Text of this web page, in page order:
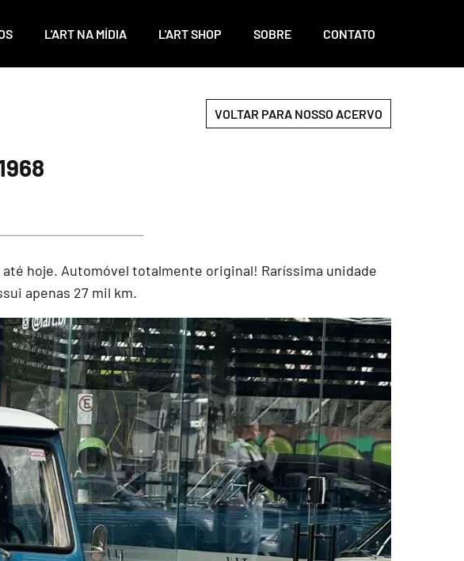
L'ART NA MÍDIA L'ART SHOP SOBRE CONTATO
VOLTAR PARA NOSSO ACERVO
hoje. Automóvel totalmente original! Raríssima unidade
apenas 27 mil km.